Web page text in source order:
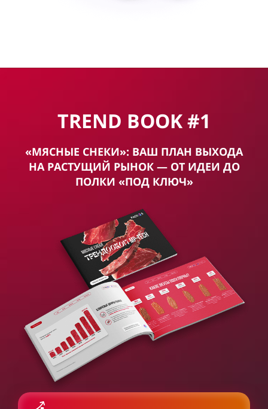
TREND BOOK #1
«МЯСНЫЕ СНЕКИ»: ВАШ ПЛАН ВЫХОДА
НА РАСТУЩИЙ РЫНОК — ОТ ИДЕИ ДО
ПОЛКИ «ПОД КЛЮЧ»